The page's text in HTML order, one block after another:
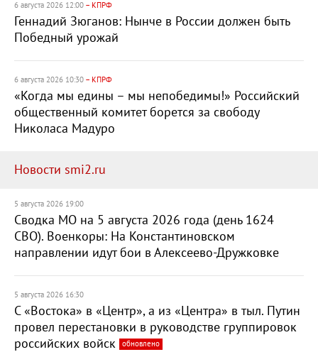
6 августа 2026 12:00 – КПРФ
Геннадий Зюганов: Нынче в России должен быть
Победный урожай
6 августа 2026 10:30 – КПРФ
«Когда мы едины – мы непобедимы!» Российский
общественный комитет борется за свободу
Николаса Мадуро
Новости smi2.ru
5 августа 2026 19:00
Сводка МО на 5 августа 2026 года (день 1624
СВО). Военкоры: На Константиновском
направлении идут бои в Алексеево-Дружковке
5 августа 2026 16:30
С «Востока» в «Центр», а из «Центра» в тыл. Путин
провел перестановки в руководстве группировок
российских войск
обновлено